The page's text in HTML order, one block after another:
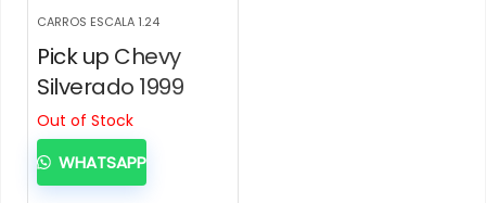
CARROS ESCALA 1.24
Pick up Chevy
Silverado 1999
Out of Stock
WHATSAPP